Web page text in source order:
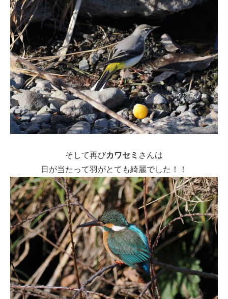
そして再びカワセミ さんは
日が当たって羽がとても綺麗でした！！